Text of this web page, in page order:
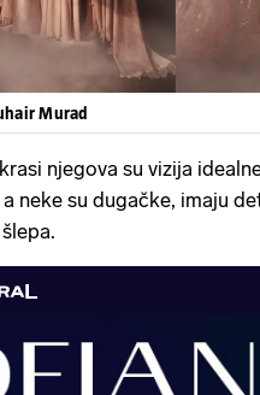
Murad
njegova su vizija
neke su dugačke, imaju